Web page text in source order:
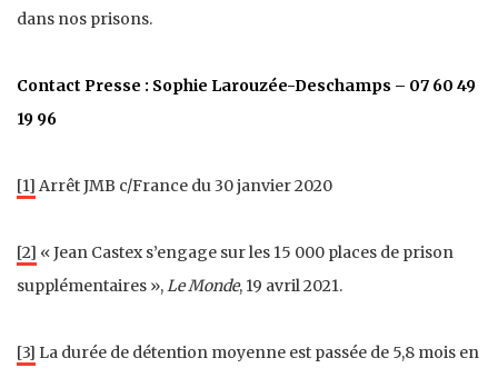
dans nos prisons.
Contact Presse : Sophie Larouzée-Deschamps – 07 60 49
19 96
[1] Arrêt JMB c/France du 30 janvier 2020
[2] « Jean Castex s’engage sur les 15 000 places de prison
supplémentaires », Le Monde, 19 avril 2021.
[3] La durée de détention moyenne est passée de 5,8 mois en